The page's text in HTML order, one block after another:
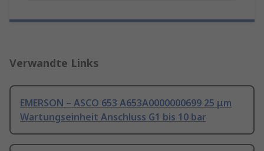
Verwandte Links
EMERSON – ASCO 653 A653A0000000699 25 μm
Wartungseinheit Anschluss G1 bis 10 bar